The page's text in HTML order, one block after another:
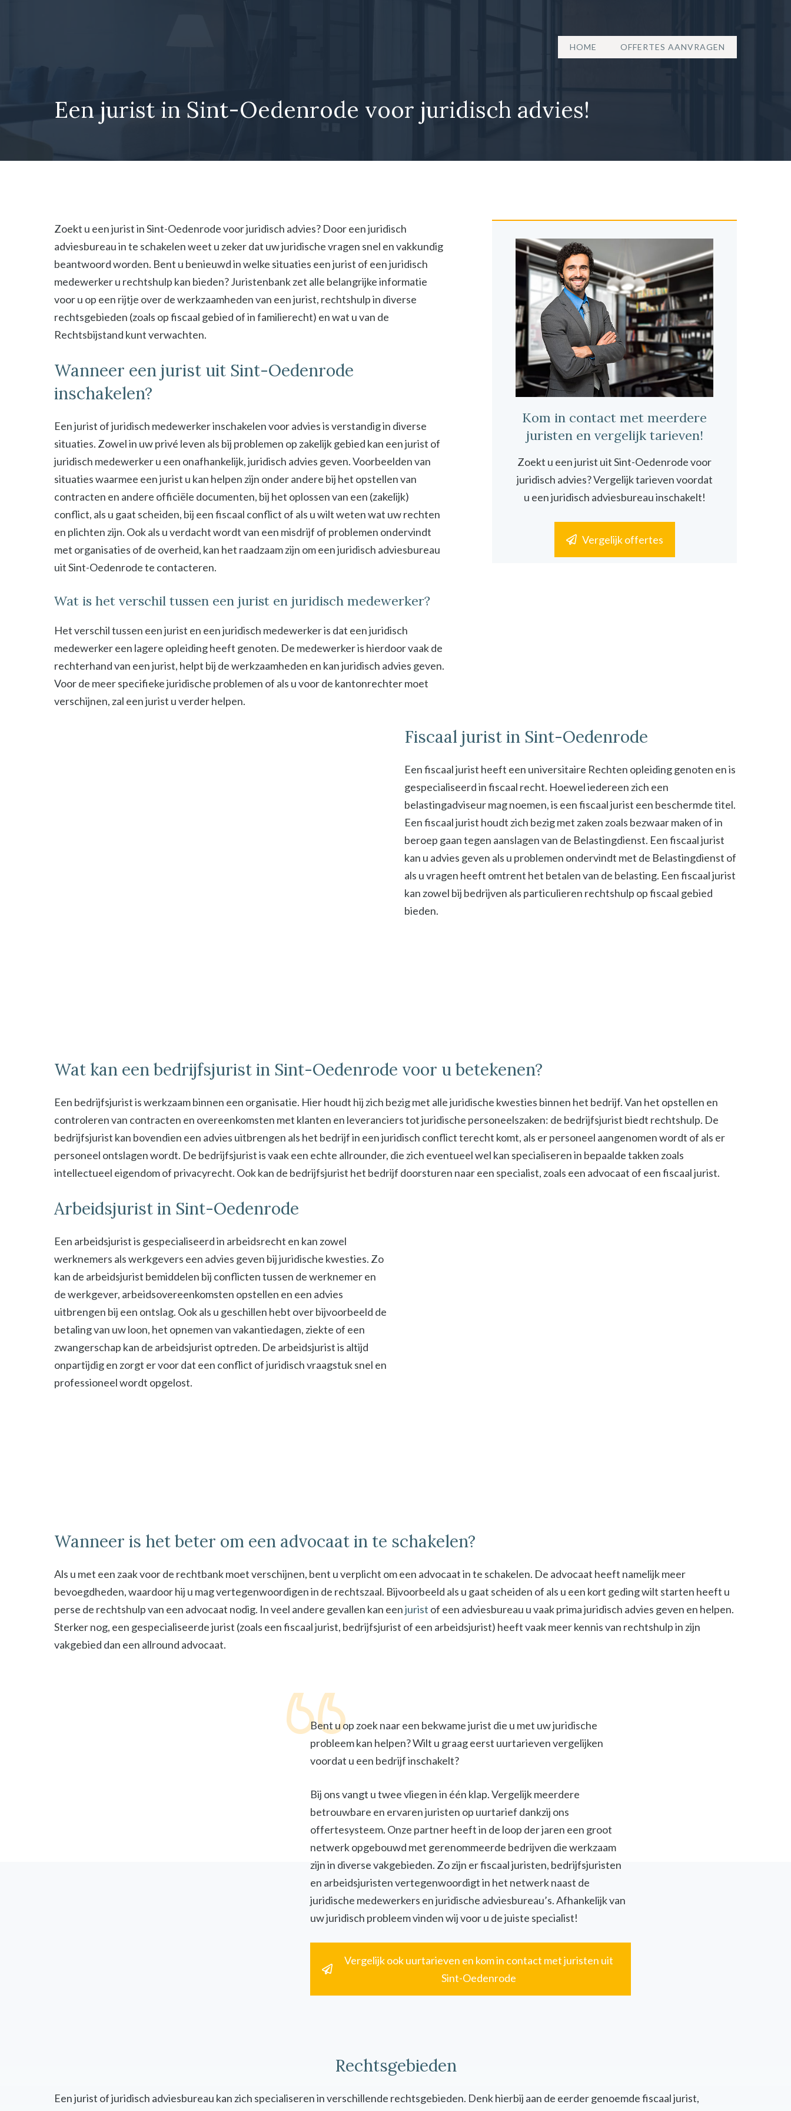
HOME OFFERTES AANVRAGEN
Een jurist in Sint-Oedenrode voor juridisch advies!
Zoekt u een jurist in Sint-Oedenrode voor juridisch advies? Door een juridisch
adviesbureau in te schakelen weet u zeker dat uw juridische vragen snel en vakkundig
beantwoord worden. Bent u benieuwd in welke situaties een jurist of een juridisch
medewerker u rechtshulp kan bieden? Juristenbank zet alle belangrijke informatie
voor u op een rijtje over de werkzaamheden van een jurist, rechtshulp in diverse
rechtsgebieden (zoals op fiscaal gebied of in familierecht) en wat u van de
Rechtsbijstand kunt verwachten.
Wanneer een jurist uit Sint-Oedenrode
inschakelen?
Een jurist of juridisch medewerker inschakelen voor advies is verstandig in diverse
situaties. Zowel in uw privé leven als bij problemen op zakelijk gebied kan een jurist of
juridisch medewerker u een onafhankelijk, juridisch advies geven. Voorbeelden van
situaties waarmee een jurist u kan helpen zijn onder andere bij het opstellen van
contracten en andere officiële documenten, bij het oplossen van een (zakelijk)
conflict, als u gaat scheiden, bij een fiscaal conflict of als u wilt weten wat uw rechten
en plichten zijn. Ook als u verdacht wordt van een misdrijf of problemen ondervindt
met organisaties of de overheid, kan het raadzaam zijn om een juridisch adviesbureau
uit Sint-Oedenrode te contacteren.
Wat is het verschil tussen een jurist en juridisch medewerker?
Het verschil tussen een jurist en een juridisch medewerker is dat een juridisch
medewerker een lagere opleiding heeft genoten. De medewerker is hierdoor vaak de
rechterhand van een jurist, helpt bij de werkzaamheden en kan juridisch advies geven.
Voor de meer specifieke juridische problemen of als u voor de kantonrechter moet
verschijnen, zal een jurist u verder helpen.
Kom in contact met meerdere
juristen en vergelijk tarieven!
Zoekt u een jurist uit Sint-Oedenrode voor
juridisch advies? Vergelijk tarieven voordat
u een juridisch adviesbureau inschakelt!
Vergelijk offertes
Fiscaal jurist in Sint-Oedenrode
Een fiscaal jurist heeft een universitaire Rechten opleiding genoten en is
gespecialiseerd in fiscaal recht. Hoewel iedereen zich een
belastingadviseur mag noemen, is een fiscaal jurist een beschermde titel.
Een fiscaal jurist houdt zich bezig met zaken zoals bezwaar maken of in
beroep gaan tegen aanslagen van de Belastingdienst. Een fiscaal jurist
kan u advies geven als u problemen ondervindt met de Belastingdienst of
als u vragen heeft omtrent het betalen van de belasting. Een fiscaal jurist
kan zowel bij bedrijven als particulieren rechtshulp op fiscaal gebied
bieden.
Wat kan een bedrijfsjurist in Sint-Oedenrode voor u betekenen?
Een bedrijfsjurist is werkzaam binnen een organisatie. Hier houdt hij zich bezig met alle juridische kwesties binnen het bedrijf. Van het opstellen en
controleren van contracten en overeenkomsten met klanten en leveranciers tot juridische personeelszaken: de bedrijfsjurist biedt rechtshulp. De
bedrijfsjurist kan bovendien een advies uitbrengen als het bedrijf in een juridisch conflict terecht komt, als er personeel aangenomen wordt of als er
personeel ontslagen wordt. De bedrijfsjurist is vaak een echte allrounder, die zich eventueel wel kan specialiseren in bepaalde takken zoals
intellectueel eigendom of privacyrecht. Ook kan de bedrijfsjurist het bedrijf doorsturen naar een specialist, zoals een advocaat of een fiscaal jurist.
Arbeidsjurist in Sint-Oedenrode
Een arbeidsjurist is gespecialiseerd in arbeidsrecht en kan zowel
werknemers als werkgevers een advies geven bij juridische kwesties. Zo
kan de arbeidsjurist bemiddelen bij conflicten tussen de werknemer en
de werkgever, arbeidsovereenkomsten opstellen en een advies
uitbrengen bij een ontslag. Ook als u geschillen hebt over bijvoorbeeld de
betaling van uw loon, het opnemen van vakantiedagen, ziekte of een
zwangerschap kan de arbeidsjurist optreden. De arbeidsjurist is altijd
onpartijdig en zorgt er voor dat een conflict of juridisch vraagstuk snel en
professioneel wordt opgelost.
Wanneer is het beter om een advocaat in te schakelen?
Als u met een zaak voor de rechtbank moet verschijnen, bent u verplicht om een advocaat in te schakelen. De advocaat heeft namelijk meer
bevoegdheden, waardoor hij u mag vertegenwoordigen in de rechtszaal. Bijvoorbeeld als u gaat scheiden of als u een kort geding wilt starten heeft u
perse de rechtshulp van een advocaat nodig. In veel andere gevallen kan eenjurist of een adviesbureau u vaak prima juridisch advies geven en helpen.
Sterker nog, een gespecialiseerde jurist (zoals een fiscaal jurist, bedrijfsjurist of een arbeidsjurist) heeft vaak meer kennis van rechtshulp in zijn
vakgebied dan een allround advocaat.
Bent u op zoek naar een bekwame jurist die u met uw juridische
probleem kan helpen? Wilt u graag eerst uurtarieven vergelijken
voordat u een bedrijf inschakelt?
Bij ons vangt u twee vliegen in één klap. Vergelijk meerdere
betrouwbare en ervaren juristen op uurtarief dankzij ons
offertesysteem. Onze partner heeft in de loop der jaren een groot
netwerk opgebouwd met gerenommeerde bedrijven die werkzaam
zijn in diverse vakgebieden. Zo zijn er fiscaal juristen, bedrijfsjuristen
en arbeidsjuristen vertegenwoordigt in het netwerk naast de
juridische medewerkers en juridische adviesbureau’s. Afhankelijk van
uw juridisch probleem vinden wij voor u de juiste specialist!
Vergelijk ook uurtarieven en kom in contact met juristen uit
Sint-Oedenrode
Rechtsgebieden
Een jurist of juridisch adviesbureau kan zich specialiseren in verschillende rechtsgebieden. Denk hierbij aan de eerder genoemde fiscaal jurist,